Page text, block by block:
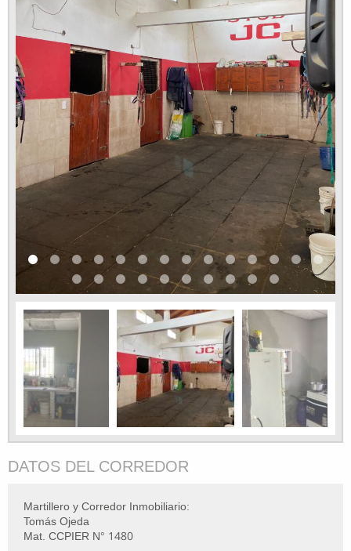
DATOS DEL CORREDOR
Martillero y Corredor Inmobiliario:
Tomás Ojeda
Mat. CCPIER N° 1480